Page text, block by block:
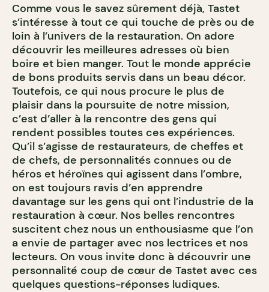
Comme vous le savez sûrement déjà, Tastet
s’intéresse à tout ce qui touche de près ou de
loin à l’univers de la restauration. On adore
découvrir les meilleures adresses où bien
boire et bien manger. Tout le monde apprécie
de bons produits servis dans un beau décor.
Toutefois, ce qui nous procure le plus de
plaisir dans la poursuite de notre mission,
c’est d’aller à la rencontre des gens qui
rendent possibles toutes ces expériences.
Qu’il s’agisse de restaurateurs, de cheffes et
de chefs, de personnalités connues ou de
héros et héroïnes qui agissent dans l’ombre,
on est toujours ravis d’en apprendre
davantage sur les gens qui ont l’industrie de la
restauration à cœur. Nos belles rencontres
suscitent chez nous un enthousiasme que l’on
a envie de partager avec nos lectrices et nos
lecteurs. On vous invite donc à découvrir une
personnalité coup de cœur de Tastet avec ces
quelques questions-réponses ludiques.